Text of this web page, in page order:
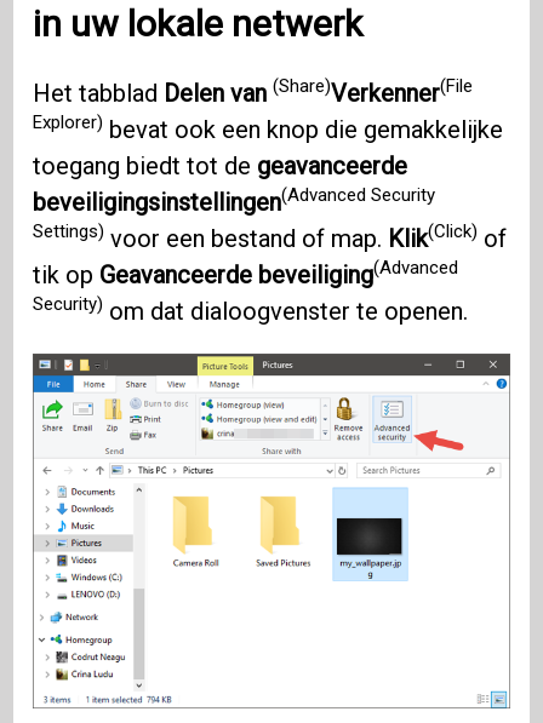
in uw lokale netwerk
Het tabblad Delen van(Share)Verkenner(File
Explorer) bevat ook een knop die gemakkelijke
toegang biedt tot de geavanceerde
beveiligingsinstellingen(Advanced Security
Settings) voor een bestand of map. Klik(Click) of
tik op Geavanceerde beveiliging(Advanced
Security) om dat dialoogvenster te openen.